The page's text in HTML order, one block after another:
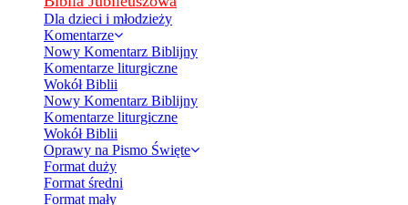
Dla dzieci i młodzieży
Komentarze
Nowy Komentarz Biblijny
Komentarze liturgiczne
Wokół Biblii
Nowy Komentarz Biblijny
Komentarze liturgiczne
Wokół Biblii
Oprawy na Pismo Święte
Format duży
Format średni
Format mały